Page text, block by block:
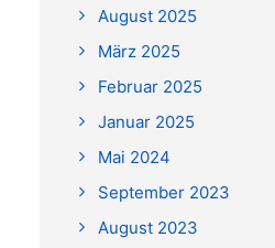
August 2025
März 2025
Februar 2025
Januar 2025
Mai 2024
September 2023
August 2023